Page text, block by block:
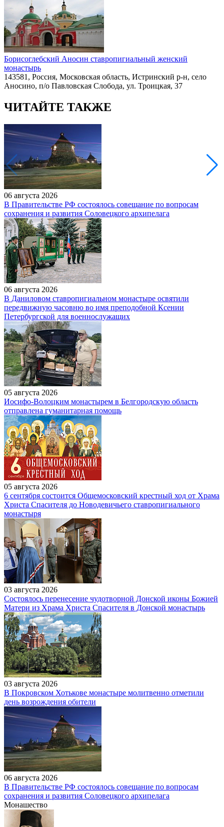
Борисоглебский Аносин ставропигиальный женский
монастырь
143581, Россия, Московская область, Истринский р-н, село
Аносино, п/о Павловская Слобода, ул. Троицкая, 37
ЧИТАЙТЕ ТАКЖЕ
06 августа 2026
В Правительстве РФ состоялось совещание по вопросам
сохранения и развития Соловецкого архипелага
06 августа 2026
В Даниловом ставропигиальном монастыре освятили
передвижную часовню во имя преподобной Ксении
Петербургской для военнослужащих
05 августа 2026
Иосифо-Волоцким монастырем в Белгородскую область
отправлена гуманитарная помощь
05 августа 2026
6 сентября состоится Общемосковский крестный ход от Храма
Христа Спасителя до Новодевичьего ставропигиального
монастыря
03 августа 2026
Состоялось перенесение чудотворной Донской иконы Божией
Матери из Храма Христа Спасителя в Донской монастырь
03 августа 2026
В Покровском Хотькове монастыре молитвенно отметили
день возрождения обители
06 августа 2026
В Правительстве РФ состоялось совещание по вопросам
сохранения и развития Соловецкого архипелага
Монашество